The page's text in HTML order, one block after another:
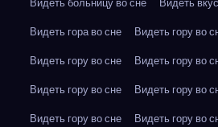
Видеть гора во сне
Видеть гору во
Видеть гору во сне
Видеть гору во
Видеть гору во сне
Видеть гору во
Видеть гору во сне
Видеть гору во